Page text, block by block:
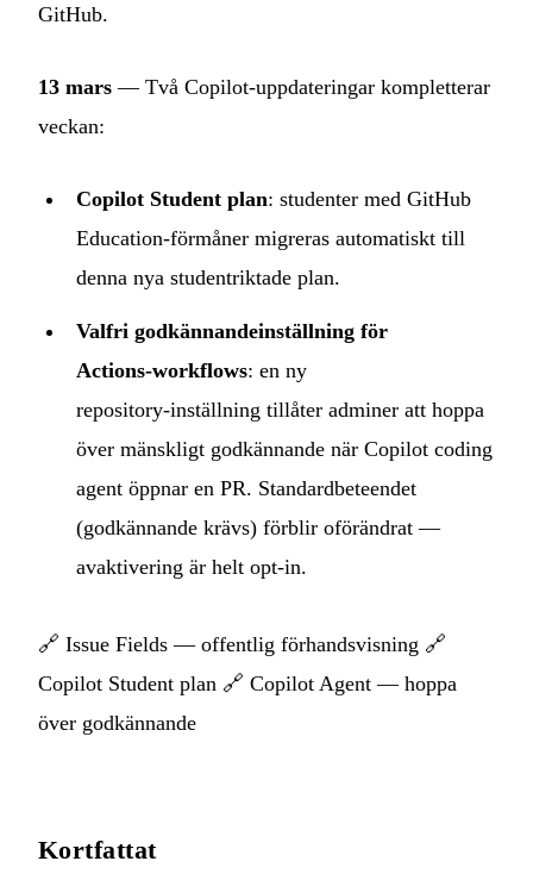
GitHub.
13 mars — Två Copilot‑uppdateringar kompletterar
veckan:
Copilot Student plan: studenter med GitHub
Education‑förmåner migreras automatiskt till
denna nya studentriktade plan.
Valfri godkännandeinställning för
Actions‑workflows: en ny
repository‑inställning tillåter adminer att hoppa
över mänskligt godkännande när Copilot coding
agent öppnar en PR. Standardbeteendet
(godkännande krävs) förblir oförändrat —
avaktivering är helt opt‑in.
🔗 Issue Fields — offentlig förhandsvisning 🔗
Copilot Student plan 🔗 Copilot Agent — hoppa
över godkännande
Kortfattat